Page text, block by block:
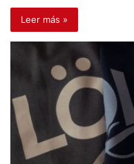
Leer más »